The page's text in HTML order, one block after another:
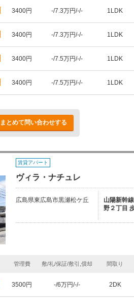
3400円 -/7.3万円/-/- 1LDK
3400円 -/7.3万円/-/- 1LDK
3400円 -/7.5万円/-/- 1LDK
3400円 -/7.5万円/-/- 1LDK
まとめて問い合わせする
賃貸アパート
ヴィラ・ナチュレ
広島県東広島市黒瀬松ケ丘
山陽新幹
野２丁目
管理費 敷/礼/保証/敷引,償却 間取り
3500円 -/6万円/-/- 2DK